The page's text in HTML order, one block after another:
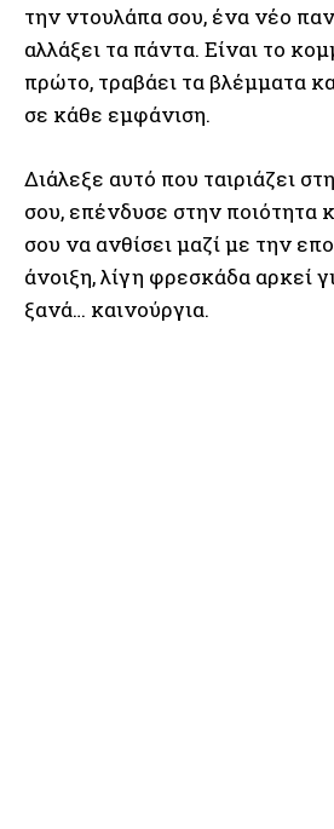
την ντουλάπα σου, ένα νέο
αλλάξει τα πάντα. Είναι το
πρώτο, τραβάει τα βλέμματα
σε κάθε εμφάνιση.
Διάλεξε αυτό που ταιριάζει
σου, επένδυσε στην ποιότητα
σου να ανθίσει μαζί με την
άνοιξη, λίγη φρεσκάδα αρκεί
ξανά… καινούργια.